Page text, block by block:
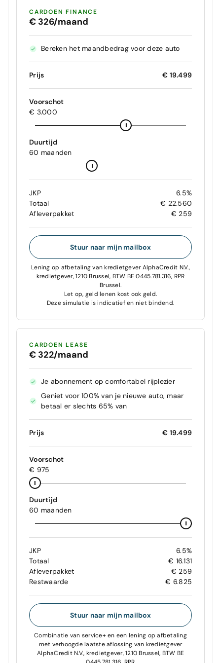
CARDOEN FINANCE
€ 326/maand
Bereken het maandbedrag voor deze auto
Prijs € 19.499
Voorschot
€ 3.000
Duurtijd
60 maanden
JKP
6.5%
Totaal
€ 22.560
Afleverpakket
€ 259
Stuur naar mijn mailbox
Lening op afbetaling van kredietgever AlphaCredit N.V.,
kredietgever, 1210 Brussel, BTW BE 0445.781.316, RPR
Brussel.
Let op, geld lenen kost ook geld.
Deze simulatie is indicatief en niet bindend.
CARDOEN LEASE
€ 322/maand
Je abonnement op comfortabel rijplezier
Geniet voor 100% van je nieuwe auto, maar
betaal er slechts 65% van
Prijs € 19.499
Voorschot
€ 975
Duurtijd
60 maanden
JKP
6.5%
Totaal
€ 16.131
Afleverpakket
€ 259
Restwaarde
€ 6.825
Stuur naar mijn mailbox
Combinatie van service+ en een lening op afbetaling
met verhoogde laatste aflossing van kredietgever
AlphaCredit N.V., kredietgever, 1210 Brussel, BTW BE